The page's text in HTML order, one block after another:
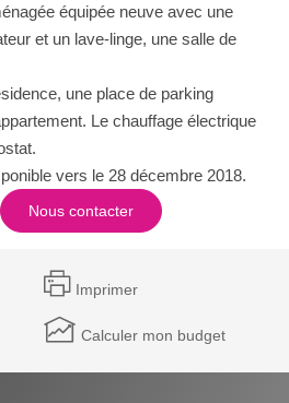
équipée neuve avec une
et un lave-linge, une salle de
une place de parking
Le chauffage électrique
vers le 28 décembre 2018.
Nous contacter
Imprimer
Calculer mon budget